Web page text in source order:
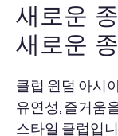
새로운
새로운
클럽 윈덤 아시
유연성, 즐거움
스타일 클럽입